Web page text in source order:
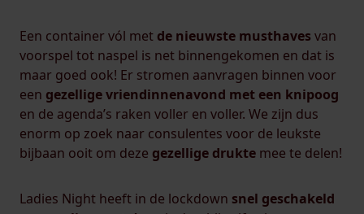
Een container vól met de nieuwste musthaves van
voorspel tot naspel is net binnengekomen en dat is
maar goed ook! Er stromen aanvragen binnen voor
een gezellige vriendinnenavond met een knipoog
en de agenda’s raken voller en voller. We zijn dus
enorm op zoek naar consulentes voor de leukste
bijbaan ooit om deze gezellige drukte mee te delen!
Ladies Night heeft in de lockdown snel geschakeld